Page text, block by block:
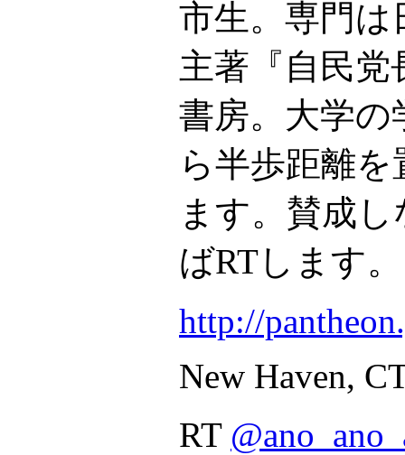
市生。専門は
主著『自民党
書房。大学の
ら半歩距離
ます。賛成
ばRTします。
http://
New Haven,
RT